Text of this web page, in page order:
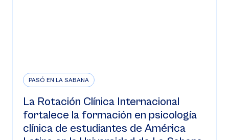
PASÓ EN LA SABANA
La Rotación Clínica Internacional
fortalece la formación en psicología
clínica de estudiantes de América